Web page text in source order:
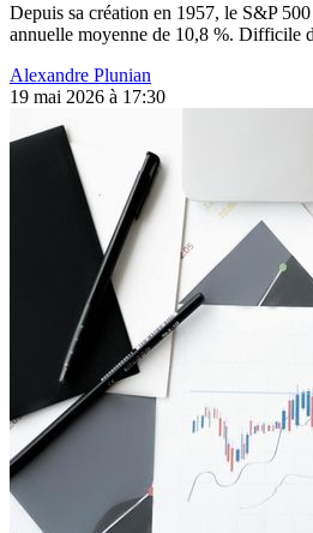
Depuis sa création en 1957, le S&P
annuelle moyenne de 10,8 %. Difficile
Alexandre Plunian
19 mai 2026 à 17:30